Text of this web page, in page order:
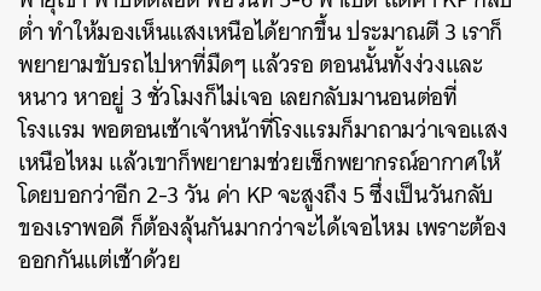
ต่ำ ทำให้มองเห็นแสงเหนือได้ยากขึ้น ประมาณตี 3 เราก็
พยายามขับรถไปหาที่มืดๆ แล้วรอ ตอนนั้นทั้งง่วงและ
หนาว หาอยู่ 3 ชั่วโมงก็ไม่เจอ เลยกลับมานอนต่อที่
โรงแรม พอตอนเช้าเจ้าหน้าที่โรงแรมก็มาถามว่าเจอแสง
เหนือไหม แล้วเขาก็พยายามช่วยเช็กพยากรณ์อากาศให้
โดยบอกว่าอีก 2-3 วัน ค่า KP จะสูงถึง 5 ซึ่งเป็นวันกลับ
ของเราพอดี ก็ต้องลุ้นกันมากว่าจะได้เจอไหม เพราะต้อง
ออกกันแต่เช้าด้วย